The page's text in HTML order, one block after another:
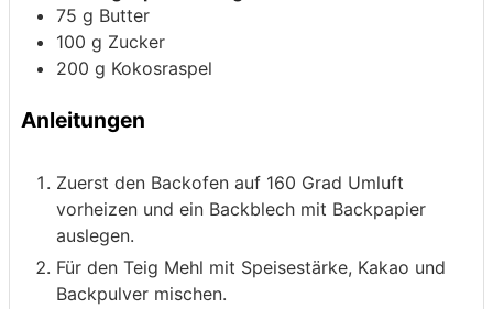
75 g Butter
100 g Zucker
200 g Kokosraspel
Anleitungen
Zuerst den Backofen auf 160 Grad Umluft
vorheizen und ein Backblech mit Backpapier
auslegen.
Für den Teig Mehl mit Speisestärke, Kakao und
Backpulver mischen.